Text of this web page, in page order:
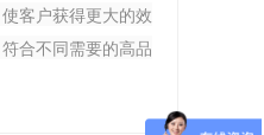
客户获得更大的效
合不同需要的高品